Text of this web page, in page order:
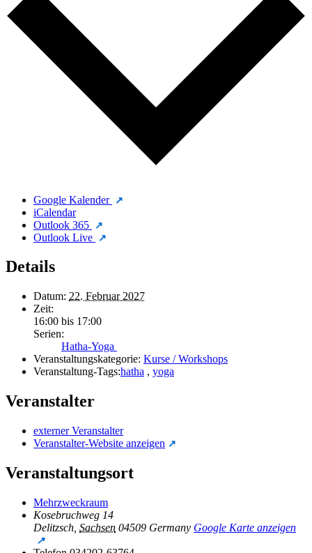
Google Kalender
iCalendar
Outlook 365
Outlook Live
Details
Datum: 22. Februar 2027
Zeit:
16:00 bis 17:00
Serien:
Hatha-Yoga
Veranstaltungskategorie: Kurse / Workshops
Veranstaltung-Tags:hatha , yoga
Veranstalter
externer Veranstalter
Veranstalter-Website anzeigen
Veranstaltungsort
Mehrzweckraum
Kosebruchweg 14
Delitzsch Sachsen 04509 Germany Google Karte anzeigen